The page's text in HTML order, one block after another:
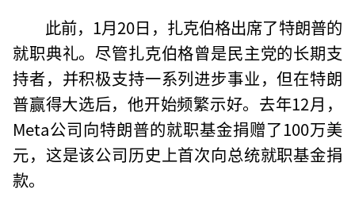
此前，1月20日，扎克伯格出席了特朗普的
就职典礼。尽管扎克伯格曾是民主党的长期支
持者，并积极支持一系列进步事业，但在特朗
普赢得大选后，他开始频繁示好。去年12月，
Meta公司向特朗普的就职基金捐赠了100万美
元，这是该公司历史上首次向总统就职基金捐
款。